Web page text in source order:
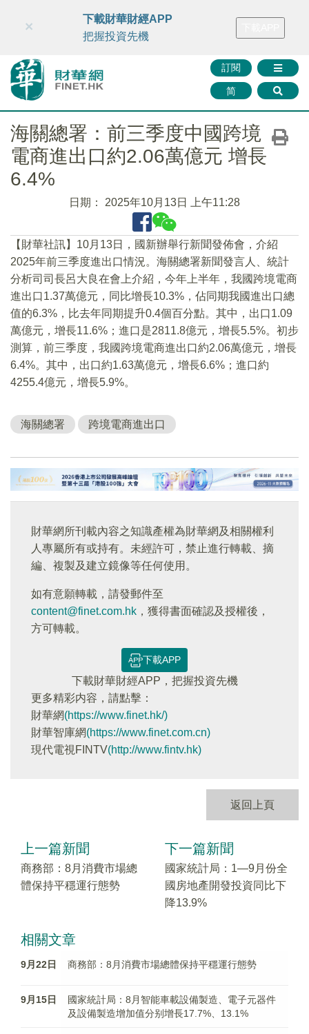
財華智庫網 FINTV FINMETA 財華證券 媒體矩陣
訂閱
简
×
下載財華財經APP
把握投資先機
海關總署：前三季度中國跨境
電商進出口約2.06萬億元 增長
6.4%
日期： 2025年10月13日 上午11:28
【財華社訊】10月13日，國新辦舉行新聞發佈會，介紹
2025年前三季度進出口情況。海關總署新聞發言人、統計
分析司司長呂大良在會上介紹，今年上半年，我國跨境電商
進出口1.37萬億元，同比增長10.3%，佔同期我國進出口總
值的6.3%，比去年同期提升0.4個百分點。其中，出口1.09
萬億元，增長11.6%；進口是2811.8億元，增長5.5%。初步
測算，前三季度，我國跨境電商進出口約2.06萬億元，增長
6.4%。其中，出口約1.63萬億元，增長6.6%；進口約
4255.4億元，增長5.9%。
海關總署 跨境電商進出口
財華網所刊載內容之知識產權為財華網及相關權利
人專屬所有或持有。未經許可，禁止進行轉載、摘
編、複製及建立鏡像等任何使用。
如有意願轉載，請發郵件至
content@finet.com.hk ，獲得書面確認及授權後，
方可轉載。
下載APP
下載財華財經APP，把握投資先機
更多精彩内容，請點擊：
財華網(https://www.finet.hk/)
財華智庫網(https://www.finet.com.cn)
現代電視FINTV(http://www.fintv.hk)
返回上頁
上一篇新聞
商務部：8月消費市場總
體保持平穩運行態勢
下一篇新聞
國家統計局：1—9月份全
國房地產開發投資同比下
降13.9%
相關文章
9月22日 商務部：8月消費市場總體保持平穩運行態勢
9月15日
國家統計局：8月智能車載設備製造、電子元器件
及設備製造增加值分别增長17.7%、13.1%